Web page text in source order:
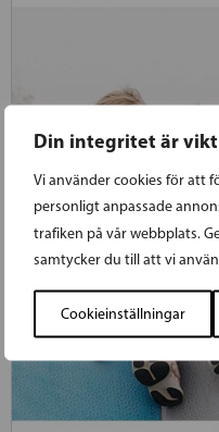
Din integritet är
Vi använder cookies för att
personligt anpassade
trafiken på vår webbplats.
samtycker du till att vi
Cookieinställningar